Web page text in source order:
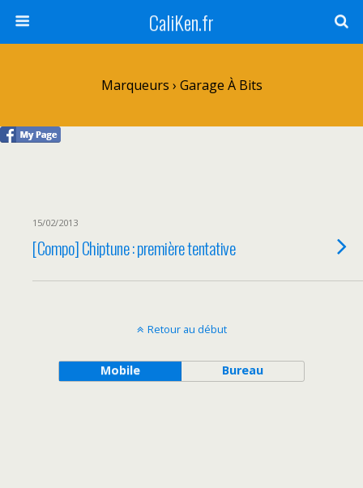
CaliKen.fr
Marqueurs › Garage À Bits
15/02/2013
[Compo] Chiptune : première tentative
Retour au début
Mobile Bureau